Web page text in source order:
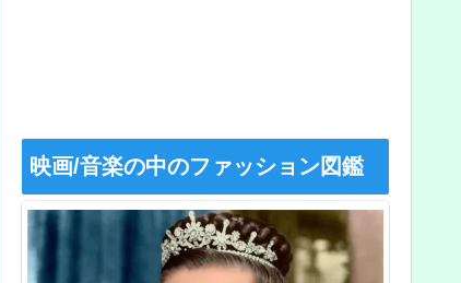
映画/音楽の中のファッション図鑑